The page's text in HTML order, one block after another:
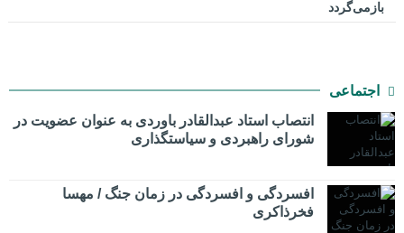
بازمی‌گردد
اجتماعی
انتصاب استاد عبدالقادر باوردی به عنوان عضویت در
شورای راهبردی و سیاستگذاری
افسردگی و افسردگی در زمان جنگ / مهسا
فخرذاکری